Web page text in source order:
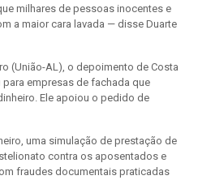
milhares de pessoas inocentes e
a maior cara lavada — disse Duarte
(União-AL), o depoimento de Costa
empresas de fachada que
Ele apoiou o pedido de
uma simulação de prestação de
contra os aposentados e
fraudes documentais praticadas